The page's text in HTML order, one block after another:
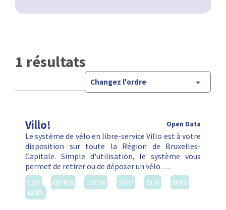
1 résultats
Changez l'ordre
Villo! Open Data
Le système de vélo en libre-service Villo est à votre
disposition sur toute la Région de Bruxelles-
Capitale. Simple d'utilisation, le système vous
permet de retirer ou de déposer un vélo …
CSV
GPKG JSON SHP SLD
WFS
WMS